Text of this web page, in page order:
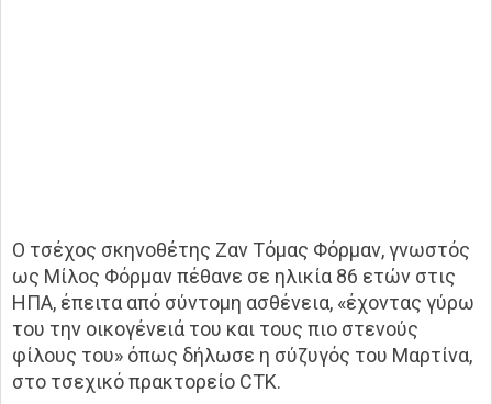
Ο τσέχος σκηνοθέτης Ζαν Τόμας Φόρμαν, γνωστός
ως Μίλος Φόρμαν πέθανε σε ηλικία 86 ετών στις
ΗΠΑ, έπειτα από σύντομη ασθένεια, «έχοντας γύρω
του την οικογένειά του και τους πιο στενούς
φίλους του» όπως δήλωσε η σύζυγός του Μαρτίνα,
στο τσεχικό πρακτορείο CTK.